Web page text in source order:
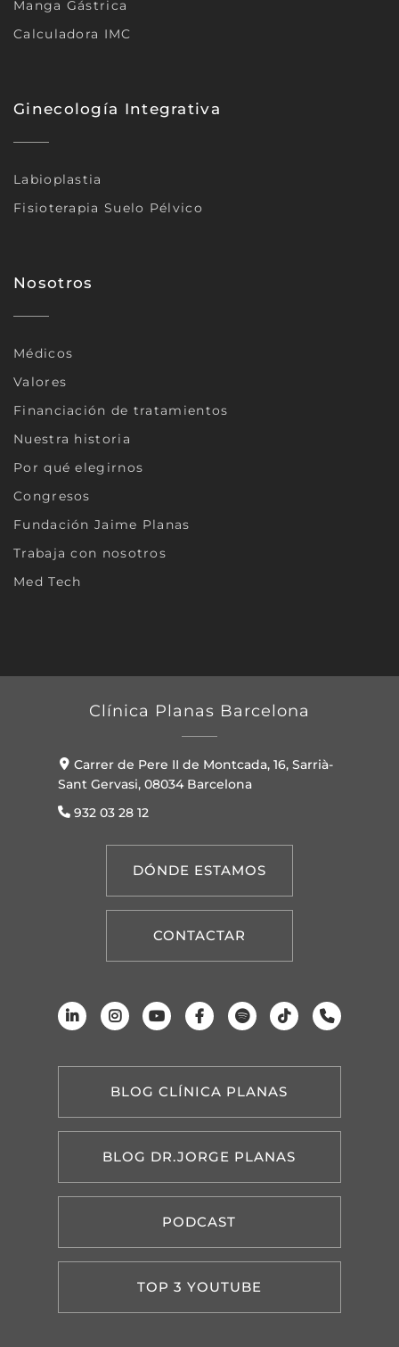
Manga Gástrica
Calculadora IMC
Ginecología Integrativa
Labioplastia
Fisioterapia Suelo Pélvico
Nosotros
Médicos
Valores
Financiación de tratamientos
Nuestra historia
Por qué elegirnos
Congresos
Fundación Jaime Planas
Trabaja con nosotros
Med Tech
Clínica Planas Barcelona
Carrer de Pere II de Montcada, 16, Sarrià-
Sant Gervasi, 08034 Barcelona
932 03 28 12
DÓNDE ESTAMOS
CONTACTAR
BLOG CLÍNICA PLANAS
BLOG DR.JORGE PLANAS
PODCAST
TOP 3 YOUTUBE